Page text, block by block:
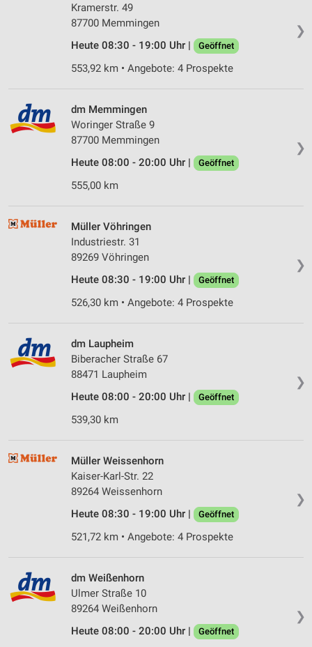
❯
Kramerstr. 49
87700 Memmingen
Heute 08:30 - 19:00 Uhr |
Geöffnet
553,92 km • Angebote: 4 Prospekte
❯
dm Memmingen
Woringer Straße 9
87700 Memmingen
Heute 08:00 - 20:00 Uhr |
Geöffnet
555,00 km
❯
Müller Vöhringen
Industriestr. 31
89269 Vöhringen
Heute 08:30 - 19:00 Uhr |
Geöffnet
526,30 km • Angebote: 4 Prospekte
❯
dm Laupheim
Biberacher Straße 67
88471 Laupheim
Heute 08:00 - 20:00 Uhr |
Geöffnet
539,30 km
❯
Müller Weissenhorn
Kaiser-Karl-Str. 22
89264 Weissenhorn
Heute 08:30 - 19:00 Uhr |
Geöffnet
521,72 km • Angebote: 4 Prospekte
❯
dm Weißenhorn
Ulmer Straße 10
89264 Weißenhorn
Heute 08:00 - 20:00 Uhr |
Geöffnet